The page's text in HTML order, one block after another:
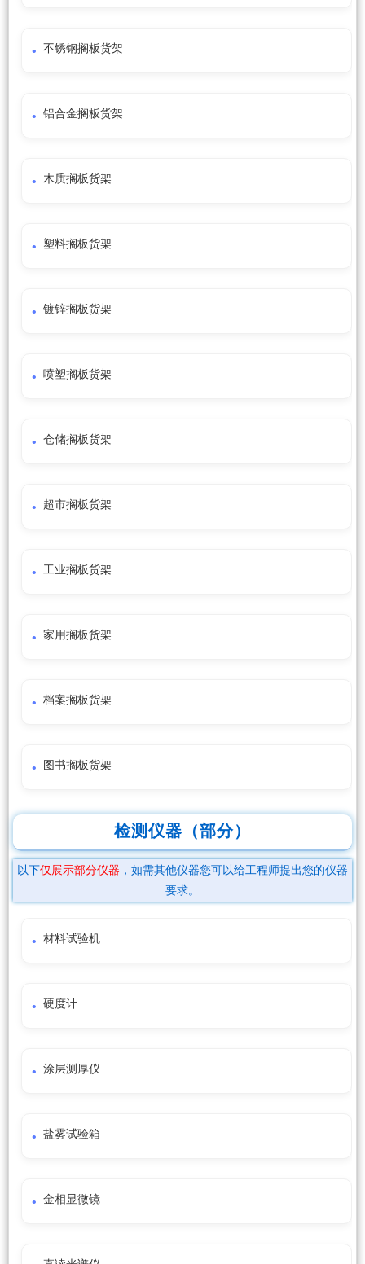
不锈钢搁板货架
铝合金搁板货架
木质搁板货架
塑料搁板货架
镀锌搁板货架
喷塑搁板货架
仓储搁板货架
超市搁板货架
工业搁板货架
家用搁板货架
档案搁板货架
图书搁板货架
检测仪器（部分）
以下仅展示部分仪器 ，如需其他仪器您可以给工程师提出您的仪器
要求。
材料试验机
硬度计
涂层测厚仪
盐雾试验箱
金相显微镜